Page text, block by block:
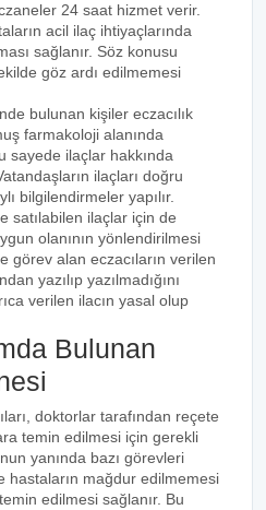
24 saat hizmet verir.
acil ilaç ihtiyaçlarında
sağlanır. Söz konusu
göz ardı edilmemesi
bulunan kişiler eczacılık
farmakoloji alanında
sayede ilaçlar hakkında
ilaçları doğru
bilgilendirmeler yapılır.
satılabilen ilaçlar için de
olanının yönlendirilmesi
görev alan eczacıların verilen
yazılıp yazılmadığını
verilen ilacın yasal olup
Bulunan
doktorlar tarafından reçete
temin edilmesi için gerekli
yanında bazı görevleri
hastaların mağdur edilmemesi
edilmesi sağlanır. Bu